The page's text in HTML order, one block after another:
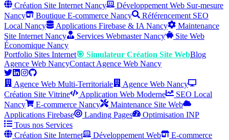
Création Site Internet Nancy
Développement Web Sur-mesure
Nancy
Boutique E-commerce Nancy
Référencement SEO
Local Nancy
Applications Firebase & IA Nancy
Maintenance
Site Internet Nancy
Services Webmaster Nancy
Site Web
Économique Nancy
Portfolio Sites Internet🎯 Simulateur Création Site WebBlog
Agence Web NancyContact Agence Web Nancy
Agence Web Multi-Territoriale
Agence Web Nancy
Création Site Vitrine
Application Web Moderne
SEO Local
Nancy
E-commerce Nancy
Maintenance Site Web
Applications Firebase
Landing Pages
Optimisation INP
Tous nos Services
Création Site Internet
Développement Web
E-commerce